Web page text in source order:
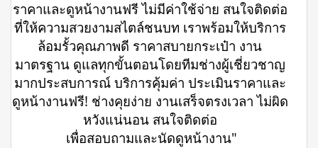
ราคาและดูหน้างานฟรี ไม่มีค่าใช้จ่าย สนใจติดต่อ
ที่ให้ความสวยงามสไตล์ชนบท เราพร้อมให้บริการ
ล้อมรั้วคุณภาพดี ราคาสบายกระเป๋า งาน
มาตรฐาน ดูแลทุกขั้นตอนโดยทีมช่างผู้เชี่ยวชาญ
มากประสบการณ์ บริการคุ้มค่า ประเมินราคาและ
ดูหน้างานฟรี! ช่างคุยง่าย งานเสร็จตรงเวลา ไม่ผิด
หวังแน่นอน สนใจติดต่อ
เพื่อสอบถามและนัดดูหน้างาน"